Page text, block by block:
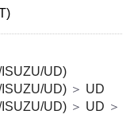
UD)
UD) ＞ UD
UD) ＞ UD ＞